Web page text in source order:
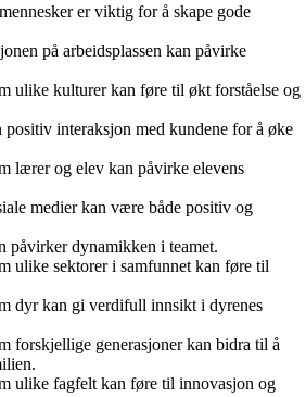
er viktig for å skape gode
på arbeidsplassen kan påvirke
ulike kulturer kan føre til økt forståelse og
interaksjon med kundene for å øke
lærer og elev kan påvirke elevens
medier kan være både positiv og
påvirker dynamikken i teamet.
ulike sektorer i samfunnet kan føre til
dyr kan gi verdifull innsikt i dyrenes
forskjellige generasjoner kan bidra til å
ulike fagfelt kan føre til innovasjon og